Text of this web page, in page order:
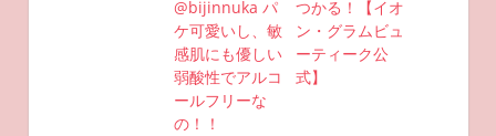
@bijinnuka パ
ケ可愛いし、敏
感肌にも優しい
弱酸性でアルコ
ールフリーな
の！！
つかる！【イオ
ン・グラムビュ
ーティーク公
式】